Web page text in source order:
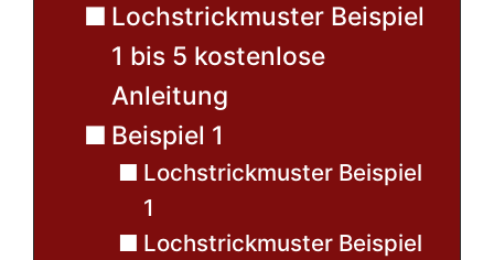
Lochstrickmuster Beispiel
1 bis 5 kostenlose
Anleitung
Beispiel 1
Lochstrickmuster Beispiel
1
Lochstrickmuster Beispiel